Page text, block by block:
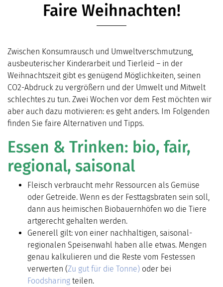
Faire Weihnachten!
Zwischen Konsumrausch und Umweltverschmutzung,
ausbeuterischer Kinderarbeit und Tierleid – in der
Weihnachtszeit gibt es genügend Möglichkeiten, seinen
CO2-Abdruck zu vergrößern und der Umwelt und Mitwelt
schlechtes zu tun. Zwei Wochen vor dem Fest möchten wir
aber auch dazu motivieren: es geht anders. Im Folgenden
finden Sie faire Alternativen und Tipps.
Essen & Trinken: bio, fair,
regional, saisonal
Fleisch verbraucht mehr Ressourcen als Gemüse
oder Getreide. Wenn es der Festtagsbraten sein soll,
dann aus heimischen Biobauernhöfen wo die Tiere
artgerecht gehalten werden.
Generell gilt: von einer nachhaltigen, saisonal-
regionalen Speisenwahl haben alle etwas. Mengen
genau kalkulieren und die Reste vom Festessen
verwerten (Zu gut für die Tonne) oder bei
Foodsharing teilen.